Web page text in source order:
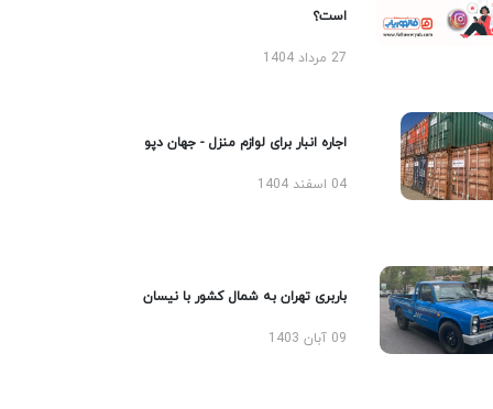
است؟
27 مرداد 1404
اجاره انبار برای لوازم منزل - جهان دپو
04 اسفند 1404
باربری تهران به شمال کشور با نیسان
09 آبان 1403